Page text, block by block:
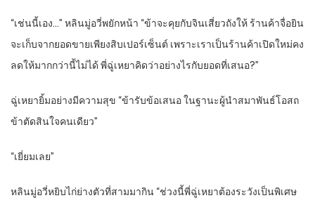
“เช่นนี้เอง…” หลินมู่อวี่พยักหน้า “ข้าจะคุยกับจินเสี่ยวถังให้ ร้านค้าจื่อยิน
จะเก็บจากยอดขายเพียงสิบเปอร์เซ็นต์ เพราะเราเป็นร้านค้าเปิดใหม่คง
ลดให้มากกว่านี้ไม่ได้ พี่ฉู่เหยาคิดว่าอย่างไรกับยอดที่เสนอ?”
ฉู่เหยายิ้มอย่างมีความสุข “ข้ารับข้อเสนอ ในฐานะผู้นำสมาพันธ์โอสถ
ข้าตัดสินใจคนเดียว”
“เยี่ยมเลย”
หลินมู่อวี่หยิบไก่ย่างตัวที่สามมากิน “ช่วงนี้พี่ฉู่เหยาต้องระวังเป็นพิเศษ